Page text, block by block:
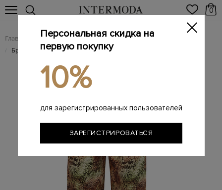
0
Главная Женщинам / Женская одежда / Женские брюки
/ Брюки в пижамном стиле с эластичным поясом и принтом
Персональная скидка на
первую покупку
10%
для зарегистрированных пользователей
ЗАРЕГИСТРИРОВАТЬСЯ